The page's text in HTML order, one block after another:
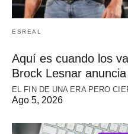
ESREAL
Aquí es cuando los
Brock Lesnar
EL FIN DE UNA ERA PERO
Ago 5, 2026